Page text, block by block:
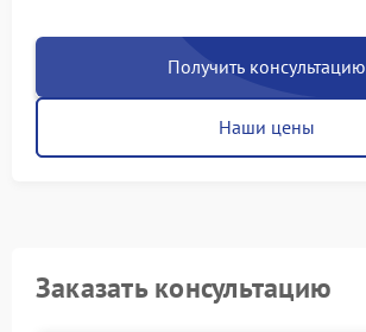
Получить консультацию
Наши цены
Заказать консультацию